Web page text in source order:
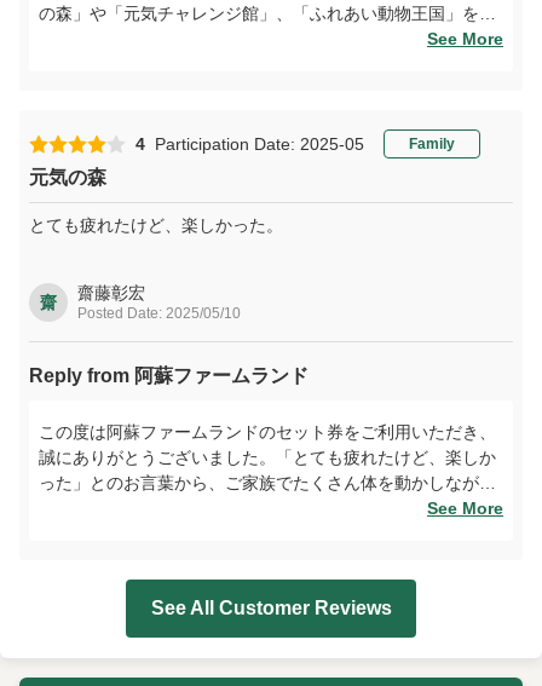
の森」や「元気チャレンジ館」、「ふれあい動物王国」を楽
しまれたご様子を伺い、スタッフ一同大変嬉しく拝見いたし
てお越しくださいませ。再訪を心よりお待ちしております。
See More
4 Participation Date: 2025-05 Family
元気の森
とても疲れたけど、楽しかった。
齋 齋藤彰宏
Posted Date: 2025/05/10
Reply from 阿蘇ファームランド
この度は阿蘇ファームランドのセット券をご利用いただき、
誠にありがとうございました。「とても疲れたけど、楽しか
った」とのお言葉から、ご家族でたくさん体を動かしながら
充実した一日をお過ごしいただけたご様子が伝わり、私たち
ぜひまた季節を変えて、阿蘇の自然とともにお楽しみくださ
い。スタッフ一同、心よりお待ちしております。
See More
See All Customer Reviews